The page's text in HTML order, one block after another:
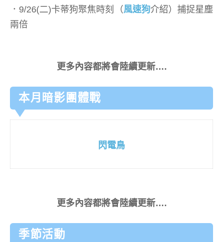
．9/26(二)卡蒂狗聚焦時刻（風速狗介紹）捕捉星塵
兩倍
更多內容都將會陸續更新….
本月暗影團體戰
閃電鳥
更多內容都將會陸續更新….
季節活動